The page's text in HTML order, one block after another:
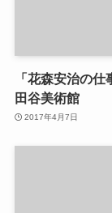
「花森安治の
田谷美術館
2017年4月7日